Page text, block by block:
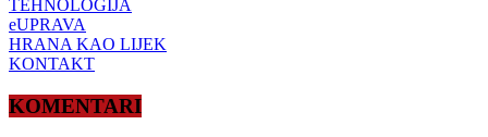
TEHNOLOGIJA
eUPRAVA
HRANA KAO LIJEK
KONTAKT
KOMENTARI